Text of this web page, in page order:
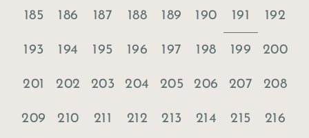
185 186 187 188 189 190 191 192
193 194 195 196 197 198 199 200
201 202 203 204 205 206 207 208
209 210 211 212 213 214 215 216